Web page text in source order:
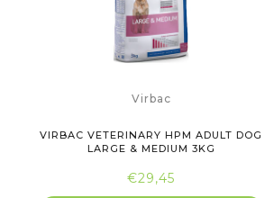
Virbac
VIRBAC VETERINARY HPM ADULT DOG
LARGE & MEDIUM 3KG
€29,45